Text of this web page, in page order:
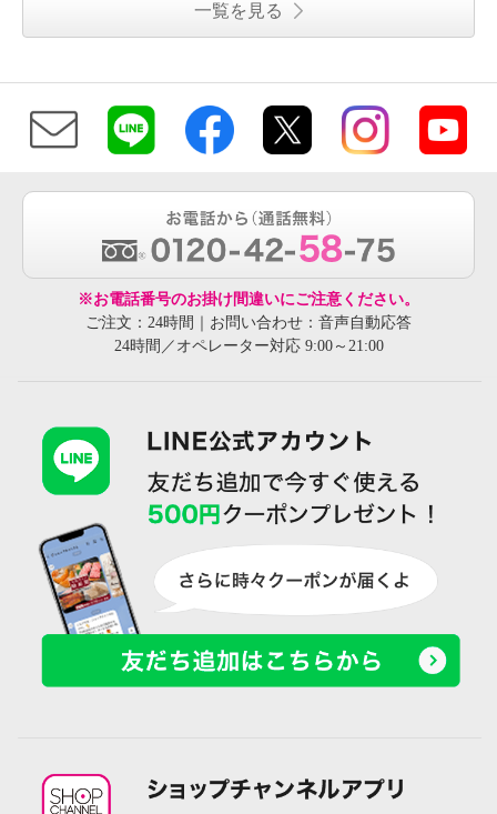
一覧を見る
※お電話番号のお掛け間違いにご注意ください。
ご注文：24時間｜お問い合わせ：音声自動応答
24時間／オペレーター対応 9:00～21:00